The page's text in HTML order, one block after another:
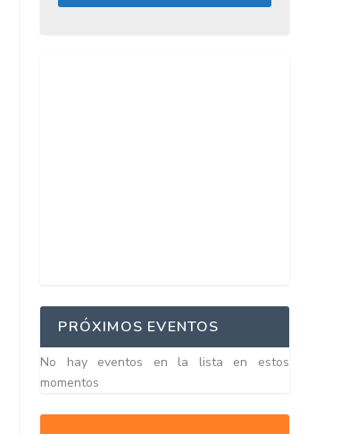
PRÓXIMOS EVENTOS
No hay eventos en la lista en estos
momentos